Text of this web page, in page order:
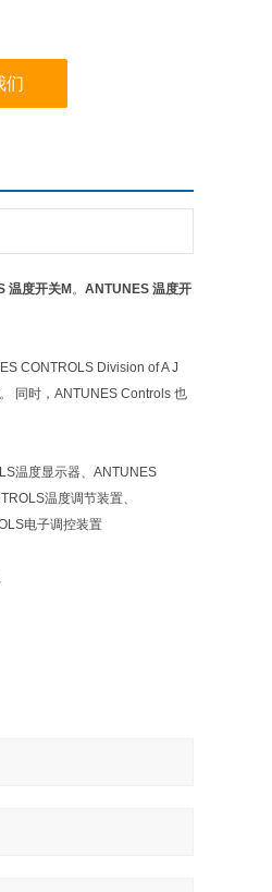
们
温度开关M 。 ANTUNES 温度开
CONTROLS Division of A J
同时，ANTUNES Controls 也
温度显示器、ANTUNES
温度调节装置、
电子调控装置